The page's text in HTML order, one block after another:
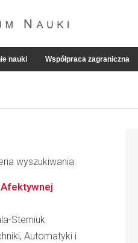
nauki Współpraca zagraniczna
wyszukiwania:
Sterniuk
Automatyki i